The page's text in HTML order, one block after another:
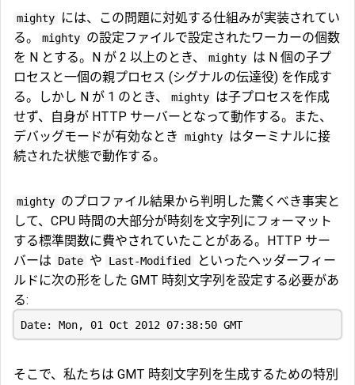
mighty
には、この問題に対処する仕組みが実装されてい
る。
mighty の設定ファイルで設定されたワーカーの個数
を N とする。N が 2 以上のとき、
mighty は N 個の子プ
ロセスと一個の親プロセス (シグナルの伝達役) を作成す
る。しかし N が 1 のとき、
mighty は子プロセスを作成
せず、自身が HTTP サーバーとなって動作する。また、
デバッグモードが有効なとき
mighty はターミナルに接
続された状態で動作する。
mighty のプロファイル結果から判明した驚くべき事実と
して、CPU 時間の大部分が時刻を文字列にフォーマット
する標準関数に費やされていたことがある。HTTP サー
バーは
Date や Last-Modified
といったヘッダーフィー
ルドに次の形をした GMT 時刻文字列を設定する必要があ
る:
そこで、私たちは GMT 時刻文字列を生成するための特別